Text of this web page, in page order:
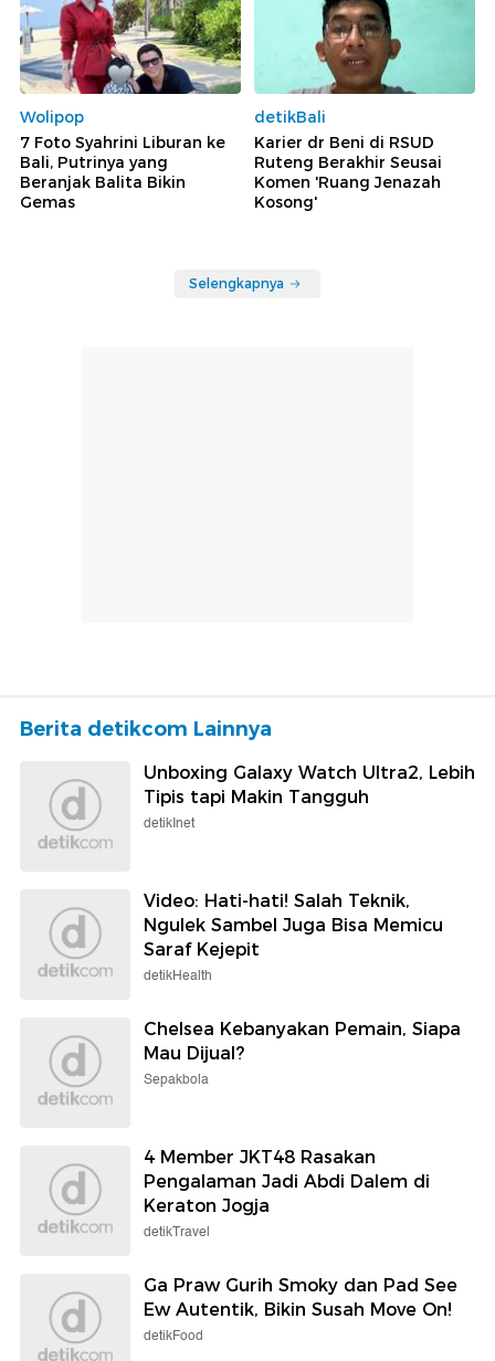
Wolipop
7 Foto Syahrini Liburan ke
Bali, Putrinya yang
Beranjak Balita Bikin
Gemas
detikBali
Karier dr Beni di RSUD
Ruteng Berakhir Seusai
Komen 'Ruang Jenazah
Kosong'
Selengkapnya
Berita detikcom Lainnya
Unboxing Galaxy Watch Ultra2, Lebih
Tipis tapi Makin Tangguh
detikInet
Video: Hati-hati! Salah Teknik,
Ngulek Sambel Juga Bisa Memicu
Saraf Kejepit
detikHealth
Chelsea Kebanyakan Pemain, Siapa
Mau Dijual?
Sepakbola
4 Member JKT48 Rasakan
Pengalaman Jadi Abdi Dalem di
Keraton Jogja
detikTravel
Ga Praw Gurih Smoky dan Pad See
Ew Autentik, Bikin Susah Move On!
detikFood